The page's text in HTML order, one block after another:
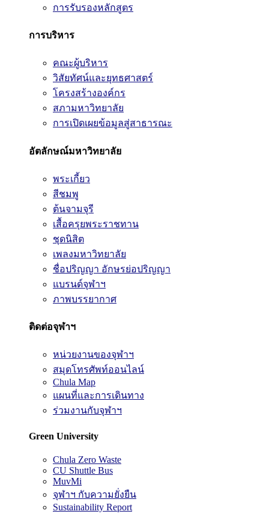
การรับรองหลักสูตร
การบริหาร
คณะผู้บริหาร
วิสัยทัศน์และยุทธศาสตร์
โครงสร้างองค์กร
สภามหาวิทยาลัย
การเปิดเผยข้อมูลสู่สาธารณะ
อัตลักษณ์มหาวิทยาลัย
พระเกี้ยว
สีชมพู
ต้นจามจุรี
เสื้อครุยพระราชทาน
ชุดนิสิต
เพลงมหาวิทยาลัย
ชื่อปริญญา อักษรย่อปริญญา
แบรนด์จุฬาฯ
ภาพบรรยากาศ
ติดต่อจุฬาฯ
หน่วยงานของจุฬาฯ
สมุดโทรศัพท์ออนไลน์
Chula Map
แผนที่และการเดินทาง
ร่วมงานกับจุฬาฯ
Green University
Chula Zero Waste
CU Shuttle Bus
MuvMi
จุฬาฯ กับความยั่งยืน
Sustainability Report